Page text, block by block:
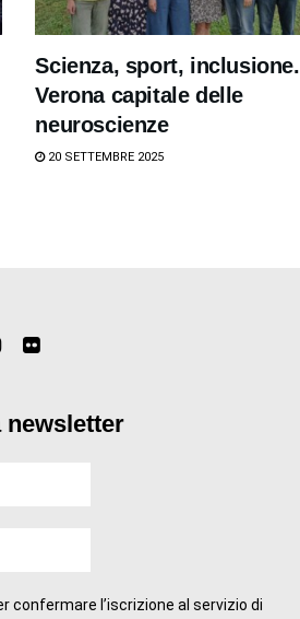
Scienza, sport, inclusione.
Verona capitale delle
neuroscienze
20 SETTEMBRE 2025
confermare l’iscrizione al servizio di